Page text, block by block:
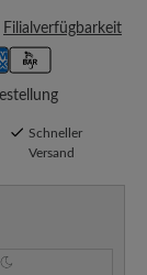
Filialverfügbarkeit
Schneller
Versand